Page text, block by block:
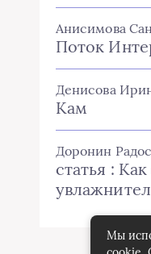
Анисимова
Поток
Денисова
Кам
Доронин
статья :
Мы